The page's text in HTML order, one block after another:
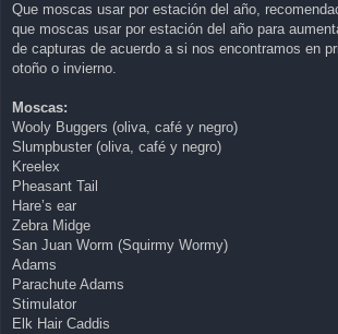
t
Que moscas usar por estación del año,
que moscas usar por estación del año para
de capturas de acuerdo a si nos encontramos en
otoño o invierno.
Moscas:
Wooly Buggers (oliva, café y negro)
Slumpbuster (oliva, café y negro)
Kreelex
Pheasant Tail
Hare’s ear
Zebra Midge
San Juan Worm (Squirmy Wormy)
Adams
Parachute Adams
Stimulator
Elk Hair Caddis